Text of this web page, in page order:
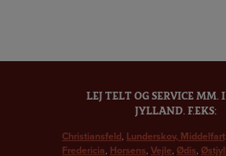
LEJ TELT OG SERVICE MM.
JYLLAND. F.EKS:
Christiansfeld, Lunderskov,
Fredericia, Horsens, Vejle, Ødis,